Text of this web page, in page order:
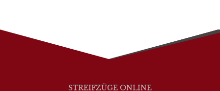
STREIFZÜGE ONLINE